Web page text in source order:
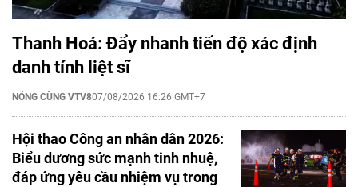
Thanh Hoá: Đẩy nhanh tiến độ xác định
danh tính liệt sĩ
NÓNG CÙNG VTV807/08/2026 16:26 GMT+7
Hội thao Công an nhân dân 2026:
Biểu dương sức mạnh tinh nhuệ,
đáp ứng yêu cầu nhiệm vụ trong